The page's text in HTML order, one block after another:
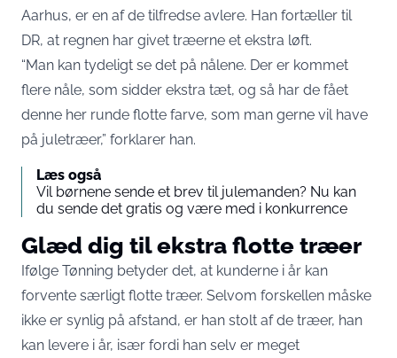
Aarhus, er en af de tilfredse avlere. Han fortæller til
DR, at regnen har givet træerne et ekstra løft.
“Man kan tydeligt se det på nålene. Der er kommet
flere nåle, som sidder ekstra tæt, og så har de fået
denne her runde flotte farve, som man gerne vil have
på juletræer,” forklarer han.
Læs også
Vil børnene sende et brev til julemanden? Nu kan
du sende det gratis og være med i konkurrence
Glæd dig til ekstra flotte træer
Ifølge Tønning betyder det, at kunderne i år kan
forvente særligt flotte træer. Selvom forskellen måske
ikke er synlig på afstand, er han stolt af de træer, han
kan levere i år, især fordi han selv er meget